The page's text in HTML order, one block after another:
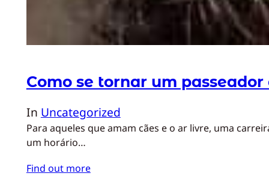
Como se tornar um passeador
In Uncategorized
Para aqueles que amam cães e o ar livre, uma
um horário…
Find out more